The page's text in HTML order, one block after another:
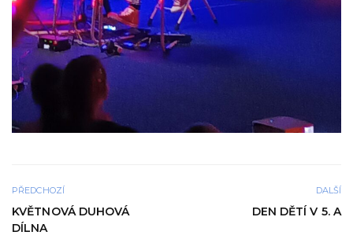
PŘEDCHOZÍ
KVĚTNOVÁ DUHOVÁ
DÍLNA
DALŠÍ
DEN DĚTÍ V 5. A